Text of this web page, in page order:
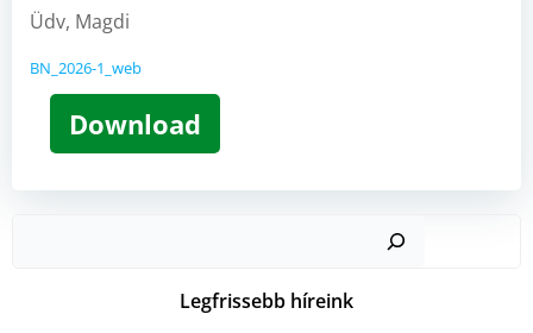
Üdv, Magdi
BN_2026-1_web
Download
Legfrissebb híreink